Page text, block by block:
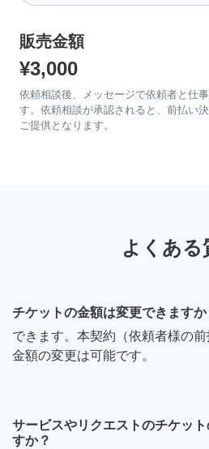
販売金額
¥3,000
依頼相談後、メッセージで依頼者と仕
す。依頼相談が承認されると、前払い
ご提供となります。
よくある
チケットの金額は変更できますか
できます。本契約（依頼者様の前
金額の変更は可能です。
サービスやリクエストのチケッ
すか？